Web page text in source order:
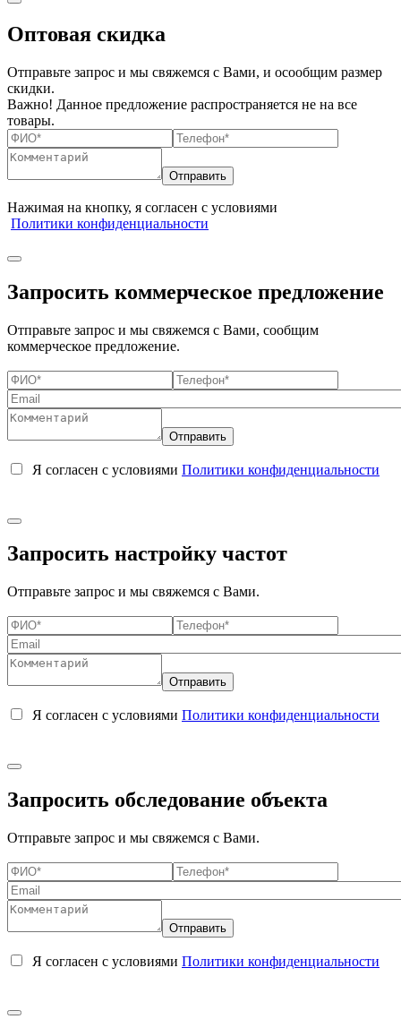
Оптовая скидка
Отправьте запрос и мы свяжемся с Вами, и осообщим размер
скидки.
Важно! Данное предложение распространяется не на все
товары.
Нажимая на кнопку, я согласен с условиями
Политики конфиденциальности
Запросить коммерческое предложение
Отправьте запрос и мы свяжемся с Вами, сообщим
коммерческое предложение.
Я согласен с условиями Политики конфиденциальности
Запросить настройку частот
Отправьте запрос и мы свяжемся с Вами.
Я согласен с условиями Политики конфиденциальности
Запросить обследование объекта
Отправьте запрос и мы свяжемся с Вами.
Я согласен с условиями Политики конфиденциальности